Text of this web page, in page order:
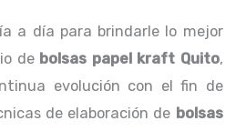
a día para brindarle lo mejor
de bolsas papel kraft Quito,
evolución con el fin de
de elaboración de bolsas